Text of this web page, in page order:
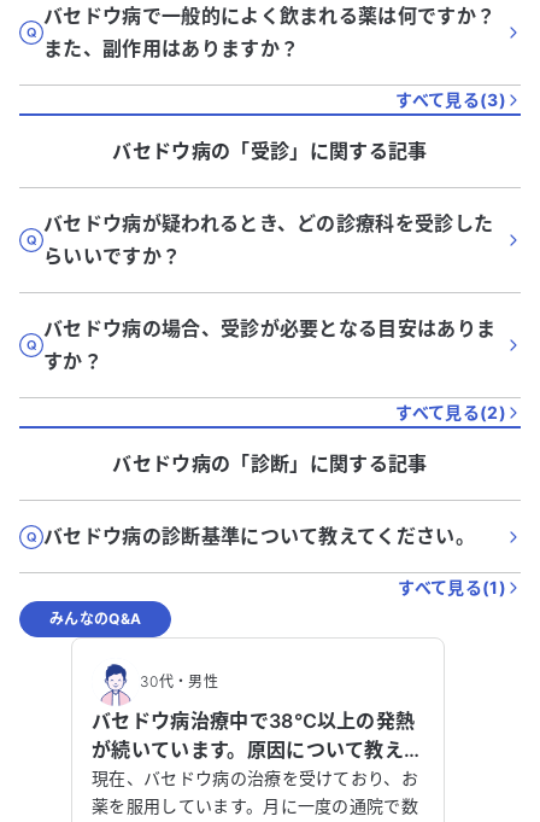
バセドウ病で一般的によく飲まれる薬は何ですか？
また、副作用はありますか？
すべて見る(3)
バセドウ病の「受診」に関する記事
バセドウ病が疑われるとき、どの診療科を受診した
らいいですか？
バセドウ病の場合、受診が必要となる目安はありま
すか？
すべて見る(2)
バセドウ病の「診断」に関する記事
バセドウ病の診断基準について教えてください。
すべて見る(1)
みんなのQ&A
30代・男性
バセドウ病治療中で38℃以上の発熱
が続いています。原因について教えて
ください。
現在、バセドウ病の治療を受けており、お
薬を服用しています。月に一度の通院で数